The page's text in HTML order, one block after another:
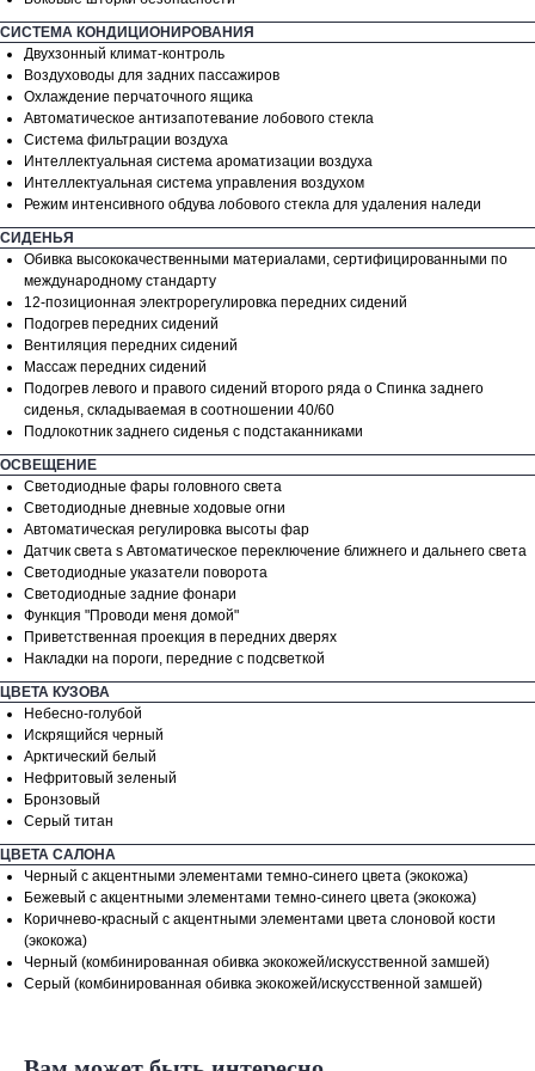
СИСТЕМА КОНДИЦИОНИРОВАНИЯ
Двухзонный климат-контроль
Воздуховоды для задних пассажиров
Охлаждение перчаточного ящика
Автоматическое антизапотевание лобового стекла
Система фильтрации воздуха
Интеллектуальная система ароматизации воздуха
Интеллектуальная система управления воздухом
Режим интенсивного обдува лобового стекла для удаления наледи
СИДЕНЬЯ
Обивка высококачественными материалами, сертифицированными по
международному стандарту
12-позиционная электрорегулировка передних сидений
Подогрев передних сидений
Вентиляция передних сидений
Массаж передних сидений
Подогрев левого и правого сидений второго ряда o Спинка заднего
сиденья, складываемая в соотношении 40/60
Подлокотник заднего сиденья с подстаканниками
ОСВЕЩЕНИЕ
Светодиодные фары головного света
Светодиодные дневные ходовые огни
Автоматическая регулировка высоты фар
Датчик света s Автоматическое переключение ближнего и дальнего света
Светодиодные указатели поворота
Светодиодные задние фонари
Функция "Проводи меня домой"
Приветственная проекция в передних дверях
Накладки на пороги, передние с подсветкой
ЦВЕТА КУЗОВА
Небесно-голубой
Искрящийся черный
Арктический белый
Нефритовый зеленый
Бронзовый
Серый титан
ЦВЕТА САЛОНА
Черный с акцентными элементами темно-синего цвета (экокожа)
Бежевый с акцентными элементами темно-синего цвета (экокожа)
Коричнево-красный с акцентными элементами цвета слоновой кости
(экокожа)
Черный (комбинированная обивка экокожей/искусственной замшей)
Серый (комбинированная обивка экокожей/искусственной замшей)
РАССЧИТАЙТЕ
КРЕДИТ:
Выберите модель
Первоначальный взнос
0
0₽
Срок кредита
36
12 60
Выгода до1 450 000 ₽
при покупке VOYAH в кредит.
Кредит от0.01%